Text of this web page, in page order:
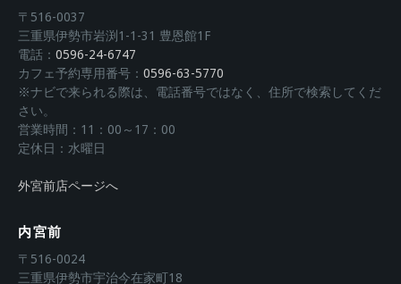
〒516-0037
三重県伊勢市岩渕1-1-31 豊恩館1F
電話： 0596-24-6747
カフェ予約専用番号： 0596-63-5770
※ナビで来られる際は、電話番号ではなく、住所で検索してくだ
さい。
営業時間：11：00～17：00
定休日：水曜日
外宮前店ページへ
内宮前
〒516-0024
三重県伊勢市宇治今在家町18